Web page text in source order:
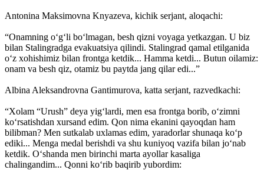
Antonina Maksimovna Knyazeva, kichik serjant, aloqachi:
“Onamning o‘g‘li bo‘lmagan, besh qizni voyaga yetkazgan. U biz
bilan Stalingradga evaku­atsiya qilindi. Stalingrad qamal etilganida
o‘z xohishimiz bilan frontga ketdik... Hamma ketdi... Butun oilamiz:
onam va besh qiz, otamiz bu paytda jang qilar edi...”
Albina Aleksandrovna Gantimurova, katta serjant, razvedkachi:
“Xolam “Urush” deya yig‘lardi, men esa frontga borib, o‘zimni
ko‘rsatishdan xursand edim. Qon nima ekanini qayoqdan ham
bilibman? Men sutkalab uxlamas edim, yaradorlar shunaqa ko‘p
ediki... Menga medal berishdi va shu kuniyoq vazifa bilan jo‘nab
ketdik. O‘shanda men birinchi marta ayollar kasaliga
chalingandim... Qonni ko‘rib baqirib yubordim: